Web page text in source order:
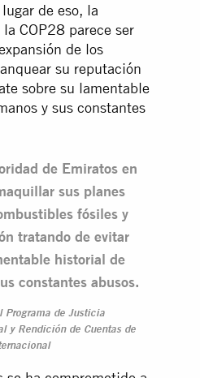
de eso, la
COP28 parece ser
de los
su reputación
sobre su lamentable
y sus constantes
de Emiratos en
sus planes
fósiles y
tratando de evitar
historial de
constantes abusos.
Programa de Justicia
y Rendición de Cuentas de